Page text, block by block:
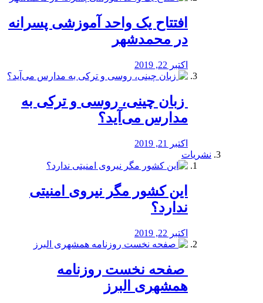
افتتاح یک واحد آموزشی پسرانه
در محمدشهر
اکتبر 22, 2019
️ زبان چینی، روسی و ترکی به
مدارس می‌آید؟
اکتبر 21, 2019
نشریات
این کشور مگر نیروی امنیتی
ندارد؟
اکتبر 22, 2019
️ صفحه نخست روزنامه‌
همشهری البرز